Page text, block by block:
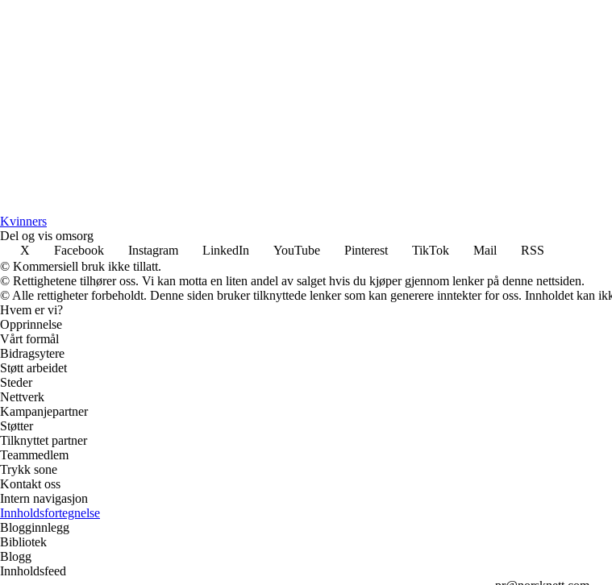
Kvinners
Del og vis omsorg
X
Facebook Instagram LinkedIn YouTube Pinterest TikTok Mail
RSS
© Kommersiell bruk ikke tillatt.
© Rettighetene tilhører oss. Vi kan motta en liten andel av salget hvis du kjøper gjennom lenker på denne nettsiden.
© Alle rettigheter forbeholdt. Denne siden bruker tilknyttede lenker som kan generere inntekter for oss. Innholdet kan
Hvem er vi?
Opprinnelse
Vårt formål
Bidragsytere
Støtt arbeidet
Steder
Nettverk
Kampanjepartner
Støtter
Tilknyttet partner
Teammedlem
Trykk sone
Kontakt oss
Intern navigasjon
Innholdsfortegnelse
Blogginnlegg
Bibliotek
Blogg
Innholdsfeed